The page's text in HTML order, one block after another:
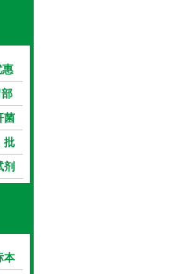
惠
菌
批
本